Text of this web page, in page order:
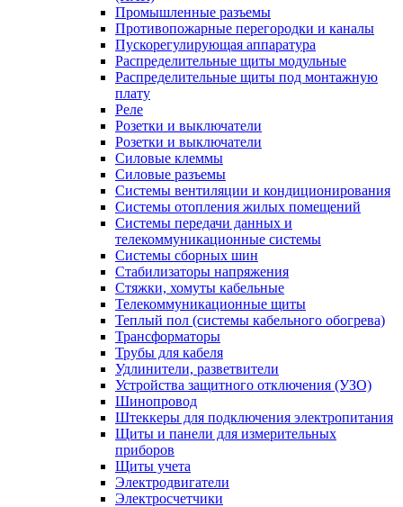
Промышленные разъемы
Противопожарные перегородки и каналы
Пускорегулирующая аппаратура
Распределительные щиты модульные
Распределительные щиты под монтажную
плату
Реле
Розетки и выключатели
Розетки и выключатели
Силовые клеммы
Силовые разъемы
Системы вентиляции и кондиционирования
Системы отопления жилых помещений
Системы передачи данных и
телекоммуникационные системы
Системы сборных шин
Стабилизаторы напряжения
Стяжки, хомуты кабельные
Телекоммуникационные щиты
Теплый пол (системы кабельного обогрева)
Трансформаторы
Трубы для кабеля
Удлинители, разветвители
Устройства защитного отключения (УЗО)
Шинопровод
Штеккеры для подключения электропитания
Щиты и панели для измерительных
приборов
Щиты учета
Электродвигатели
Электросчетчики